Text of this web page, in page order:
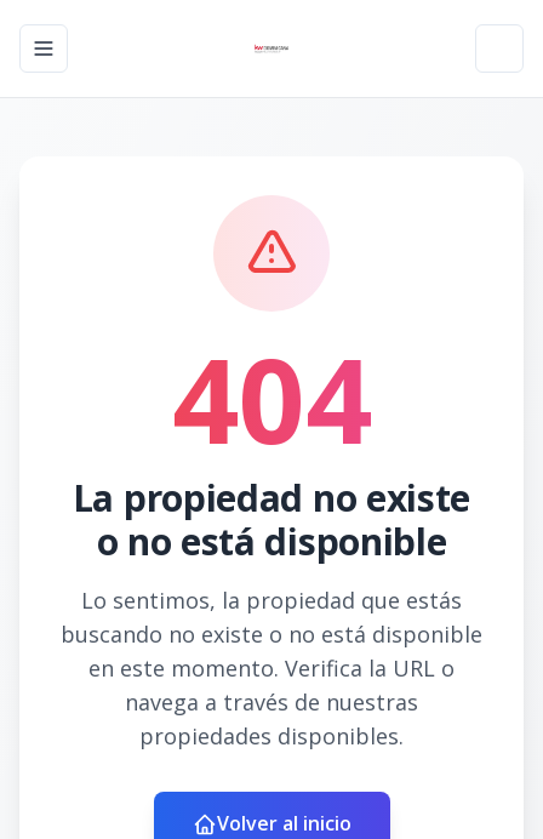
Toggle navigation menu
404
La propiedad no existe
o no está disponible
Lo sentimos, la propiedad que estás
buscando no existe o no está disponible
en este momento. Verifica la URL o
navega a través de nuestras
propiedades disponibles.
Volver al inicio